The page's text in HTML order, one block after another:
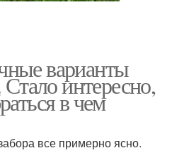
варианты
интересно,
в чем
все примерно ясно.